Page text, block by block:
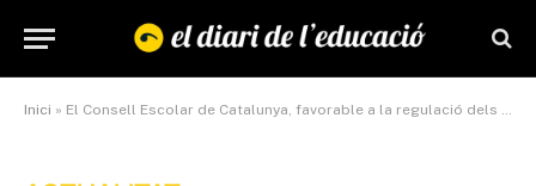
Inici » El Consell Escolar de Catalunya, favorable a la regulació dels mòbils